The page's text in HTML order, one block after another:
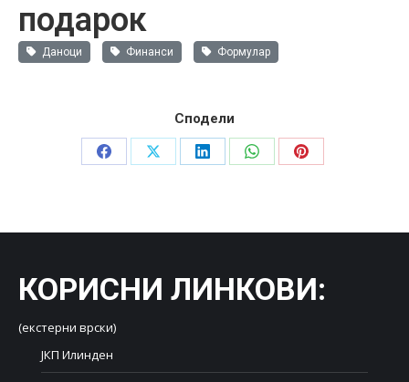
подарок
Даноци Финанси Формулар
Сподели
Share
Share
Share
Share
Share
КОРИСНИ ЛИНКОВИ:
(екстерни врски)
ЈКП Илинден